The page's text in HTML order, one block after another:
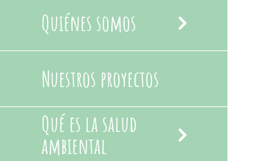
Quiénes somos
Nuestros proyectos
Qué es la salud
ambiental